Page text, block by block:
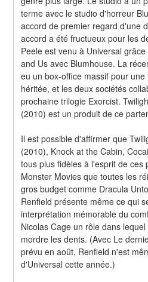
terme avec le studio d'horreur
accord de premier regard d'une
accord a été fructueux pour les
Peele est venu à Universal
and Us avec Blumhouse. La
eu un box-office massif pour
héritée, et les deux sociétés
prochaine trilogie Exorcist.
(2010) est un produit de ce
Il est possible d'affirmer que
(2010), Knock at the Cabin,
tous plus fidèles à l'esprit de ces
Monster Movies que toutes les
gros budget comme Dracula
Renfield présente même ce qui
interprétation mémorable du
Nicolas Cage un rôle dans
mordre les dents. (Avec Le
prévu en août, Renfield n'est
d'Universal cette année.)